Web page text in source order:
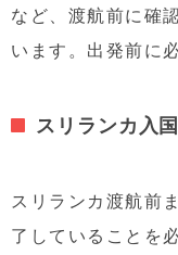
など、渡航前に確
います。出発前に
スリランカ入
スリランカ渡航前
了していることを